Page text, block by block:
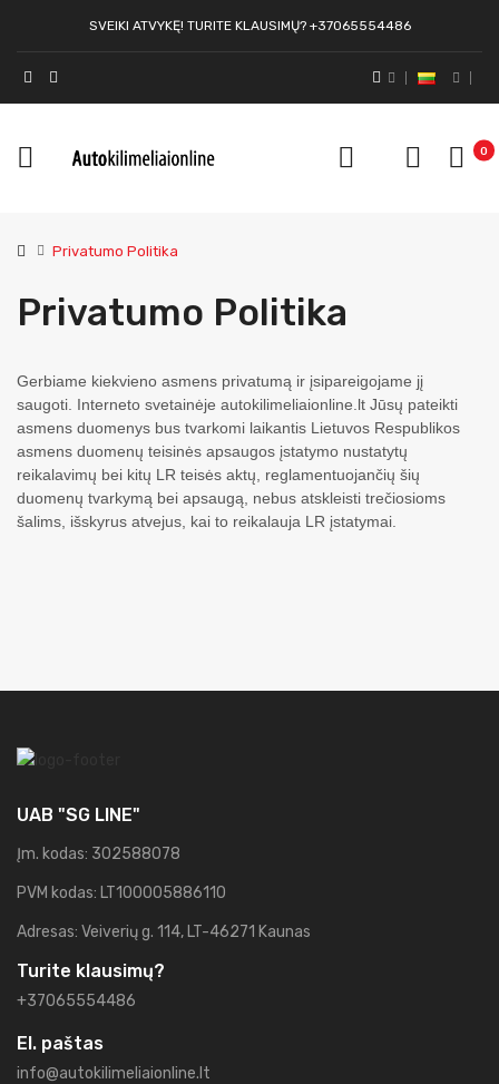
SVEIKI ATVYKĘ! TURITE KLAUSIMŲ? +37065554486
0
Privatumo Politika
Privatumo Politika
Gerbiame kiekvieno asmens privatumą ir įsipareigojame jį
saugoti. Interneto svetainėje autokilimeliaionline.lt Jūsų pateikti
asmens duomenys bus tvarkomi laikantis Lietuvos Respublikos
asmens duomenų teisinės apsaugos įstatymo nustatytų
reikalavimų bei kitų LR teisės aktų, reglamentuojančių šių
duomenų tvarkymą bei apsaugą, nebus atskleisti trečiosioms
šalims, išskyrus atvejus, kai to reikalauja LR įstatymai.
UAB "SG LINE"
Įm. kodas: 302588078
PVM kodas: LT100005886110
Adresas: Veiverių g. 114, LT-46271 Kaunas
Turite klausimų?
+37065554486
El. paštas
info@autokilimeliaionline.lt